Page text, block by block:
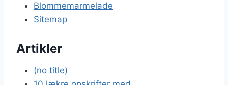
Blommemarmelade
Sitemap
Artikler
(no title)